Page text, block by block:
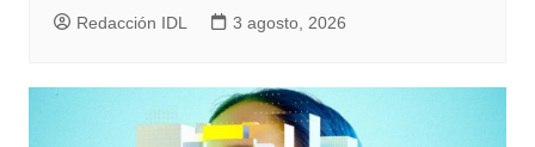
Redacción IDL 3 agosto, 2026